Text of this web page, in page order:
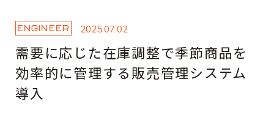
お知らせ
ENGINEER 2025.07.02
需要に応じた在庫調整で季節商品を
効率的に管理する販売管理システム
導入